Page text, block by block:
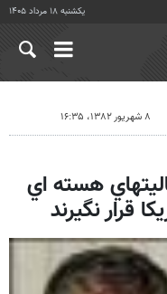
یکشنبه ۱۸ مرداد ۱۴۰۵
۸ شهریور ۱۳۸۲، ۱۶:۳۵
هسته اي
قرار نگيرند